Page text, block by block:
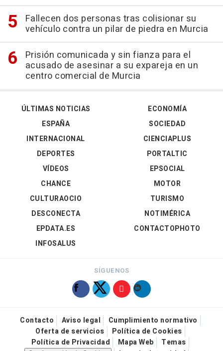
Fallecen dos personas tras colisionar su
vehículo contra un pilar de piedra en Murcia
Prisión comunicada y sin fianza para el
acusado de asesinar a su expareja en un
centro comercial de Murcia
ÚLTIMAS NOTICIAS
ESPAÑA
INTERNACIONAL
DEPORTES
VÍDEOS
ECONOMÍA
SOCIEDAD
CIENCIAPLUS
PORTALTIC
EPSOCIAL
CHANCE
CULTURAOCIO
DESCONECTA
EPDATA.ES
INFOSALUS
MOTOR
TURISMO
NOTIMÉRICA
CONTACTOPHOTO
SÍGUENOS
Contacto Aviso legal
Cumplimiento normativo
Oferta de servicios
Política de Cookies
Política de Privacidad
Mapa Web
Temas